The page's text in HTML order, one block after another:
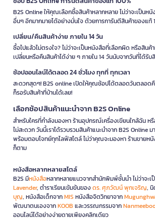
B2S Online ให้คุณเลือกซื้อสินค้าหลากหลาย ไม่ว่าจะเป็นห
อื่นๆ อีกมากมายได้อย่างมั่นใจ ด้วยการการันตีสินค้าของแท้
เปลี่ยน/คืนสินค้าง่าย ภายใน 14 วัน
ซื้อไปแล้วไม่ตรงใจ? ไม่ว่าจะเป็นหนังสือที่เลือกผิด หรือสิน
เปลี่ยนหรือคืนสินค้าได้ง่าย ๆ ภายใน 14 วันนับจากวันที่ได้รับ
ช้อปออนไลน์ได้ตลอด 24 ชั่วโมง ทุกที่ ทุกเวลา
สะดวกสุดๆ! B2S online เปิดให้คุณช้อปได้ตลอดวันตลอดคื
ก็รอรับสินค้าที่บ้านได้เลย!
เลือกช้อปสินค้าแนะนำจาก B2S Online
สำหรับใครที่กำลังมองหา ร้านอุปกรณ์เครื่องเขียนใกล้ฉัน ห
ไม่สะดวก วันนี้เราได้รวบรวมสินค้าแนะนำจาก B2S Online
พร้อมตอบโจทย์ทุกไลฟ์สไตล์ ไม่ว่าคุณจะมองหา ร้านขายห
ก็ตาม
หนังสือหลากหลายสไตล์
B2S มีหนังสือหลากหลายแนวจากสำนักพิมพ์ชั้นนำ ไม่ว่าจะ
Lavender, ตำราเรียนเข้มข้นของดร. ศุภวัฒน์ พุกเจริญ,
บุญ, หนังสือเด็กจากMIS หนังสือจิตวิทยาจาก
พัฒนาตนเองจากKOOB และวรรณกรรมจาก
ออนไลน์ได้อย่างง่ายดายเพียงคลิกเดียว